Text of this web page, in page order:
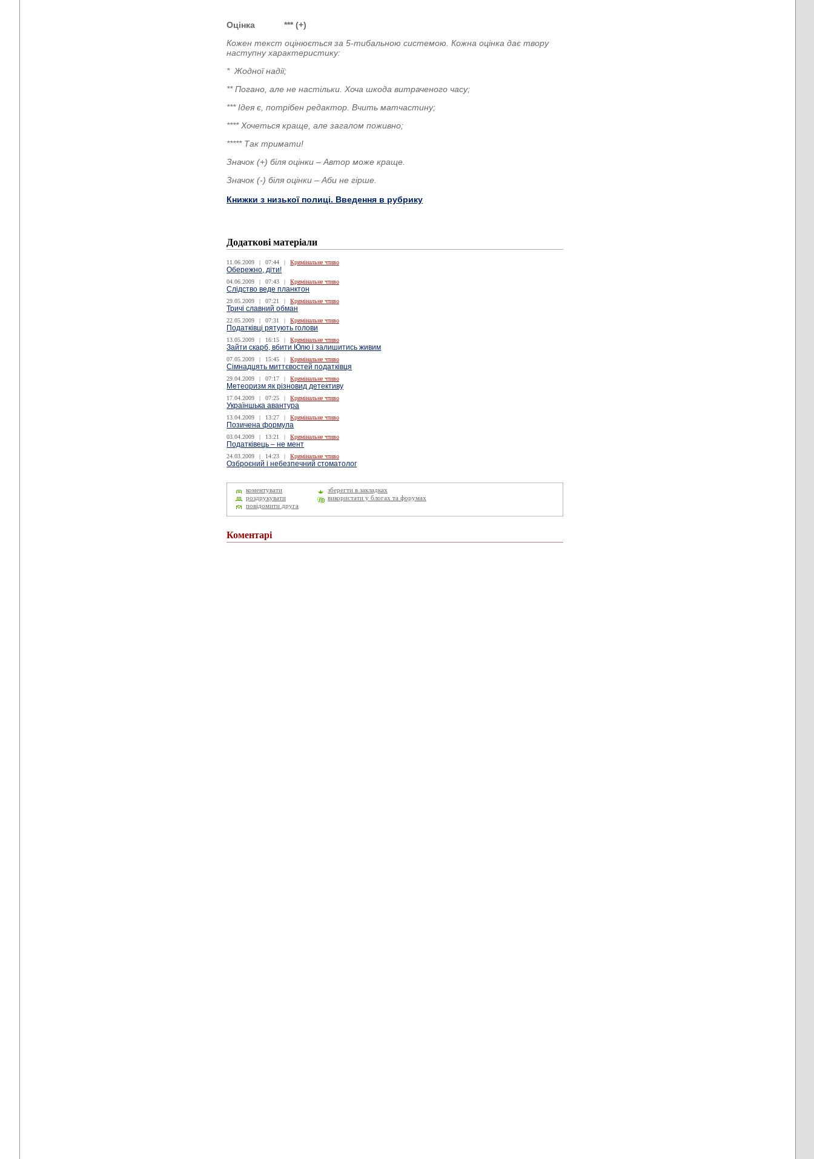
Оцінка
*** (+)
Кожен текст оцінюється за 5-тибальною системою. Кожна оцінка дає твору
наступну характеристику:
* Жодної надії;
** Погано, але не настільки. Хоча шкода витраченого часу;
*** Ідея є, потрібен редактор. Вчить матчастину;
**** Хочеться краще, але загалом поживно;
***** Так тримати!
Значок (+) біля оцінки – Автор може краще.
Значок (-) біля оцінки – Аби не гірше.
Книжки з низької полиці. Введення в рубрику
Додаткові матеріали
11.06.2009 | 07:44 | Кримінальне чтиво
Обережно, діти!
04.06.2009 | 07:43 | Кримінальне чтиво
Слідство веде планктон
29.05.2009 | 07:21 | Кримінальне чтиво
Тричі славний обман
22.05.2009 | 07:31 | Кримінальне чтиво
Податківці рятують голови
13.05.2009 | 16:15 | Кримінальне чтиво
Зайти скарб, вбити Юлю і залишитись живим
07.05.2009 | 15:45 | Кримінальне чтиво
Сімнадцять миттєвостей податківця
29.04.2009 | 07:17 | Кримінальне чтиво
Метеоризм як різновид детективу
17.04.2009 | 07:25 | Кримінальне чтиво
Україншька авантура
13.04.2009 | 13:27 | Кримінальне чтиво
Позичена формула
03.04.2009 | 13:21 | Кримінальне чтиво
Податківець – не мент
24.03.2009 | 14:23 | Кримінальне чтиво
Озброєний і небезпечний стоматолог
коментувати
зберегти в закладках
роздрукувати
використати у блогах та форумах
повідомити друга
Коментарі